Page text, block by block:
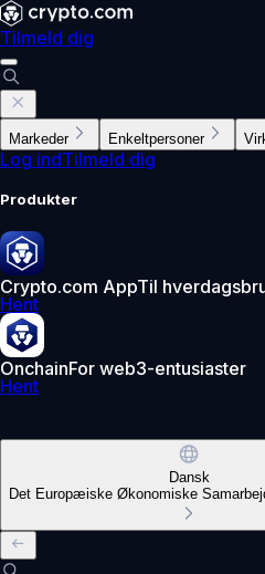
Tilmeld dig
Markeder Enkeltpersoner
Log indTilmeld dig
Produkter
Crypto.com AppTil
Hent
OnchainFor web3-entusiaster
Hent
Dansk
Det Europæiske Økonomiske